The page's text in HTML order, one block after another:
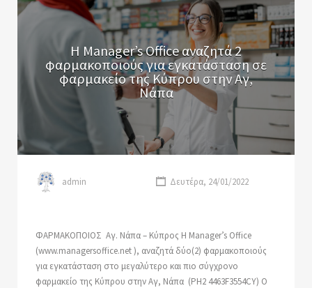
Η Manager’s Office αναζητά 2
φαρμακοποιούς για εγκατάσταση σε
φαρμακείο της Κύπρου στην Αγ,
Νάπα
admin Δευτέρα, 24/01/2022
ΦΑΡΜΑΚΟΠΟΙΟΣ Αγ. Νάπα – Κύπρος Η Manager’s Office
(www.managersoffice.net ), αναζητά δύο(2) φαρμακοποιούς
για εγκατάσταση στο μεγαλύτερο και πιο σύγχρονο
φαρμακείο της Κύπρου στην Αγ, Νάπα (PH2 4463F3554CY) O